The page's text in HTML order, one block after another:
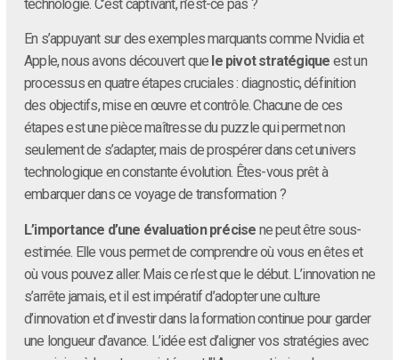
technologie. C’est captivant, n’est-ce pas ?
En s’appuyant sur des exemples marquants comme Nvidia et
Apple, nous avons découvert que le pivot stratégique est un
processus en quatre étapes cruciales : diagnostic, définition
des objectifs, mise en œuvre et contrôle. Chacune de ces
étapes est une pièce maîtresse du puzzle qui permet non
seulement de s’adapter, mais de prospérer dans cet univers
technologique en constante évolution. Êtes-vous prêt à
embarquer dans ce voyage de transformation ?
L’importance d’une évaluation précise ne peut être sous-
estimée. Elle vous permet de comprendre où vous en êtes et
où vous pouvez aller. Mais ce n’est que le début. L’innovation ne
s’arrête jamais, et il est impératif d’adopter une culture
d’innovation et d’investir dans la formation continue pour garder
une longueur d’avance. L’idée est d’aligner vos stratégies avec